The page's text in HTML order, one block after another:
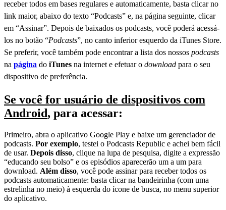
receber todos em bases regulares e automaticamente, basta clicar no
link maior, abaixo do texto “Podcasts” e, na página seguinte, clicar
em “Assinar”. Depois de baixados os podcasts, você poderá acessá-
los no botão “Podcasts”, no canto inferior esquerdo da iTunes Store.
Se preferir, você também pode encontrar a lista dos nossos podcasts
na página do iTunes na internet e efetuar o download para o seu
dispositivo de preferência.
Se você for usuário de dispositivos com
Android, para acessar:
Primeiro, abra o aplicativo Google Play e baixe um gerenciador de
podcasts. Por exemplo, testei o Podcasts Republic e achei bem fácil
de usar. Depois disso, clique na lupa de pesquisa, digite a expressão
“educando seu bolso” e os episódios aparecerão um a um para
download. Além disso, você pode assinar para receber todos os
podcasts automaticamente: basta clicar na bandeirinha (com uma
estrelinha no meio) à esquerda do ícone de busca, no menu superior
do aplicativo.